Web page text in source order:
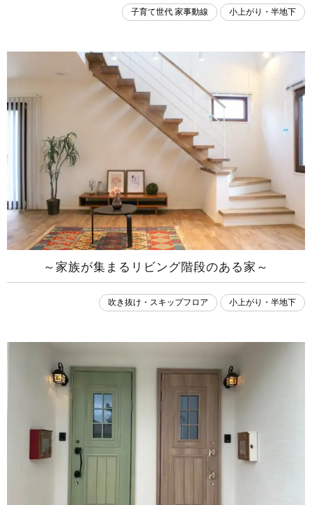
子育て世代 家事動線 小上がり・半地下
～家族が集まるリビング階段のある家～
吹き抜け・スキップフロア 小上がり・半地下